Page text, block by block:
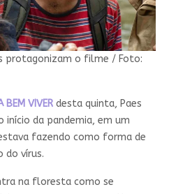
protagonizam o filme / Foto:
BEM VIVERdesta quinta, Paes
início da pandemia, em um
fazendo como forma de
do vírus.
na floresta como se